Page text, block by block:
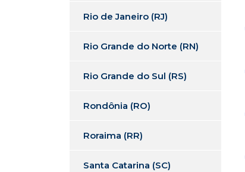
Rio de Janeiro (RJ)
Rio Grande do Norte (RN)
Rio Grande do Sul (RS)
Rondônia (RO)
Roraima (RR)
Santa Catarina (SC)